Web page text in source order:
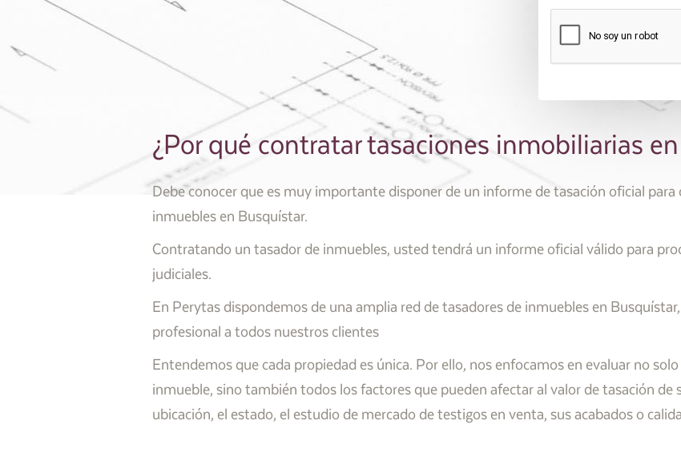
¿Por qué contratar tasaciones inmobiliarias
Debe conocer que es muy importante disponer de un informe de tasación oficial para
inmuebles en Busquístar.
Contratando un tasador de inmuebles, usted tendrá un informe oficial válido para
judiciales.
En Perytas dispondemos de una amplia red de tasadores de inmuebles en
profesional a todos nuestros clientes
Entendemos que cada propiedad es única. Por ello, nos enfocamos en evaluar no
inmueble, sino también todos los factores que pueden afectar al valor de tasación de
ubicación, el estado, el estudio de mercado de testigos en venta, sus acabados o